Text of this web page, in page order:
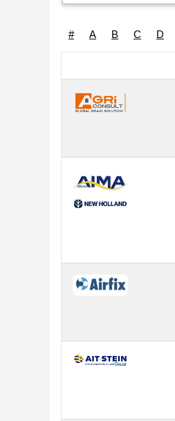
# A B C D